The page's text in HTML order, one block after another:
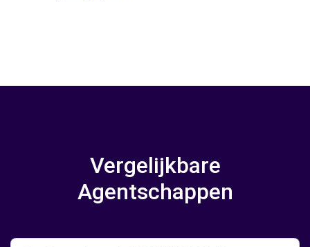
Vergelijkbare
Agentschappen